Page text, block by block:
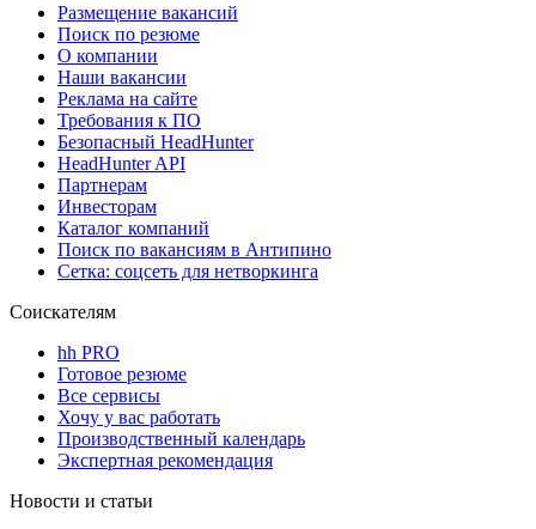
Размещение вакансий
Поиск по резюме
О компании
Наши вакансии
Реклама на сайте
Требования к ПО
Безопасный HeadHunter
HeadHunter API
Партнерам
Инвесторам
Каталог компаний
Поиск по вакансиям в Антипино
Сетка: соцсеть для нетворкинга
Соискателям
hh PRO
Готовое резюме
Все сервисы
Хочу у вас работать
Производственный календарь
Экспертная рекомендация
Новости и статьи